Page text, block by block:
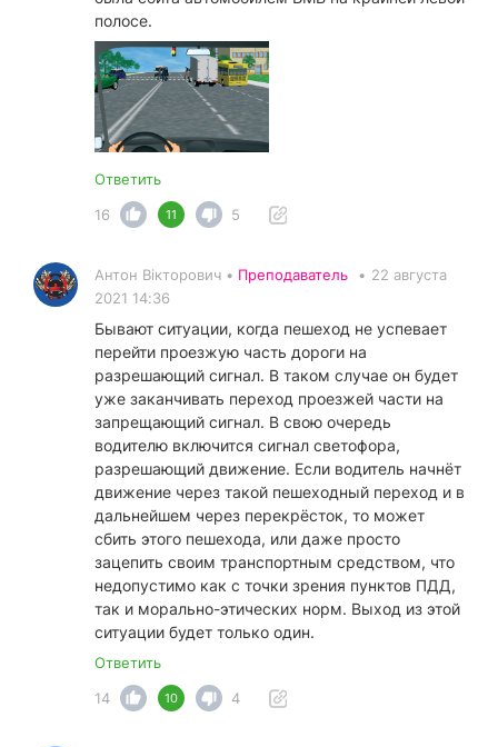
полосе.
Ответить
16
11 5
Антон Вікторович • Преподаватель • 22 августа
2021 14:36
Бывают ситуации, когда пешеход не успевает
перейти проезжую часть дороги на
разрешающий сигнал. В таком случае он будет
уже заканчивать переход проезжей части на
запрещающий сигнал. В свою очередь
водителю включится сигнал светофора,
разрешающий движение. Если водитель начнёт
движение через такой пешеходный переход и в
дальнейшем через перекрёсток, то может
сбить этого пешехода, или даже просто
зацепить своим транспортным средством, что
недопустимо как с точки зрения пунктов ПДД,
так и морально-этических норм. Выход из этой
ситуации будет только один.
Ответить
14
10 4